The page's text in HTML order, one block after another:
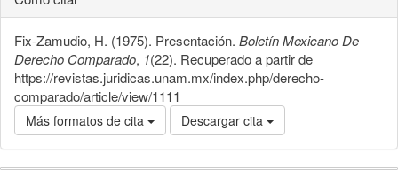
Fix-Zamudio, H. (1975). Presentación. Boletín Mexicano De
Derecho Comparado, 1(22). Recuperado a partir de
https://revistas.juridicas.unam.mx/index.php/derecho-
comparado/article/view/1111
Más formatos de cita Descargar cita